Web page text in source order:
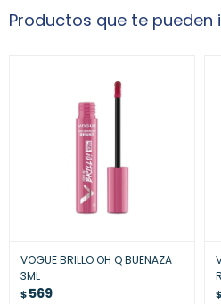
Productos que te pueden
VOGUE BRILLO OH Q BUENAZA
3ML
$569 $